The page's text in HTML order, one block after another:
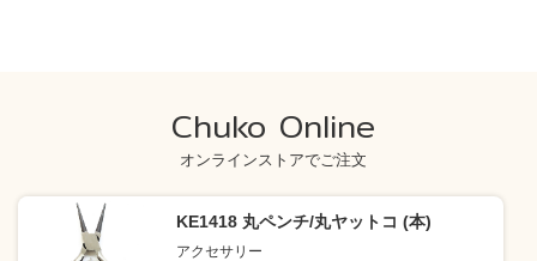
Chuko Online
オンラインストアでご注文
KE1418 丸ペンチ/丸ヤットコ (本)
アクセサリー